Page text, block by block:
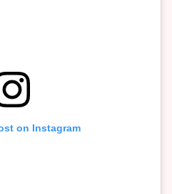
on Instagram